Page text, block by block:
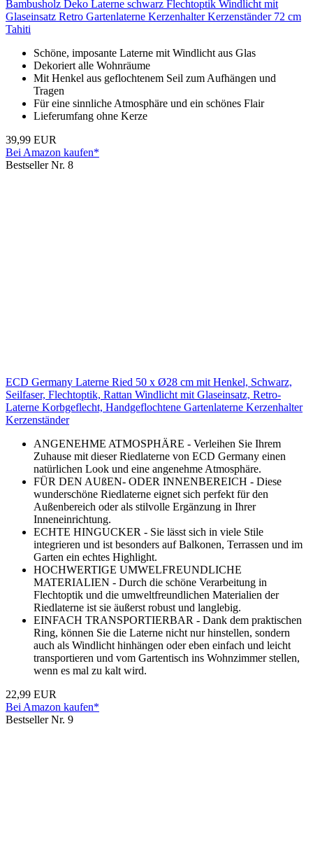
Bambusholz Deko Laterne schwarz Flechtoptik Windlicht mit
Glaseinsatz Retro Gartenlaterne Kerzenhalter Kerzenständer 72 cm
Tahiti
Schöne, imposante Laterne mit Windlicht aus Glas
Dekoriert alle Wohnräume
Mit Henkel aus geflochtenem Seil zum Aufhängen und
Tragen
Für eine sinnliche Atmosphäre und ein schönes Flair
Lieferumfang ohne Kerze
39,99 EUR
Bei Amazon kaufen*
Bestseller Nr. 8
ECD Germany Laterne Ried 50 x Ø28 cm mit Henkel, Schwarz,
Seilfaser, Flechtoptik, Rattan Windlicht mit Glaseinsatz, Retro-
Laterne Korbgeflecht, Handgeflochtene Gartenlaterne Kerzenhalter
Kerzenständer
ANGENEHME ATMOSPHÄRE - Verleihen Sie Ihrem
Zuhause mit dieser Riedlaterne von ECD Germany einen
natürlichen Look und eine angenehme Atmosphäre.
FÜR DEN AUßEN- ODER INNENBEREICH - Diese
wunderschöne Riedlaterne eignet sich perfekt für den
Außenbereich oder als stilvolle Ergänzung in Ihrer
Inneneinrichtung.
ECHTE HINGUCKER - Sie lässt sich in viele Stile
integrieren und ist besonders auf Balkonen, Terrassen und im
Garten ein echtes Highlight.
HOCHWERTIGE UMWELFREUNDLICHE
MATERIALIEN - Durch die schöne Verarbeitung in
Flechtoptik und die umweltfreundlichen Materialien der
Riedlaterne ist sie äußerst robust und langlebig.
EINFACH TRANSPORTIERBAR - Dank dem praktischen
Ring, können Sie die Laterne nicht nur hinstellen, sondern
auch als Windlicht hinhängen oder eben einfach und leicht
transportieren und vom Gartentisch ins Wohnzimmer stellen,
wenn es mal zu kalt wird.
22,99 EUR
Bei Amazon kaufen*
Bestseller Nr. 9